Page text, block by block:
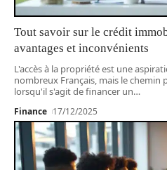
Tout savoir sur le crédit
avantages et inconvénients
L'accès à la propriété est une
nombreux Français, mais le
lorsqu'il s'agit de financer un…
Finance 17/12/2025